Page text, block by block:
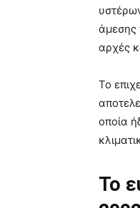
άμεσης
αρχές
Το
οποία
Το